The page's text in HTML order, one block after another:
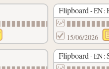
Flipboard - EN :
15/06/2026
Flipboard - EN :